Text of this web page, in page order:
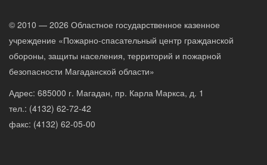
© 2010 — 2026 Областное государственное казенное
учреждение «Пожарно-спасательный центр гражданской
обороны, защиты населения, территорий и пожарной
безопасности Магаданской области»
Адрес: 685000 г. Магадан, пр. Карла Маркса, д. 1
тел.: (4132) 62-72-42
факс: (4132) 62-05-00